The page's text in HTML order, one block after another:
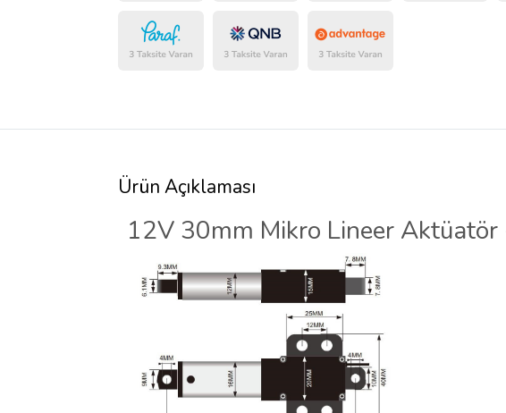
Ürün Açıklaması
12V 30mm Mikro Lineer